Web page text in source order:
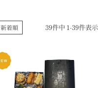
新着順 39件中 1 -39件表示